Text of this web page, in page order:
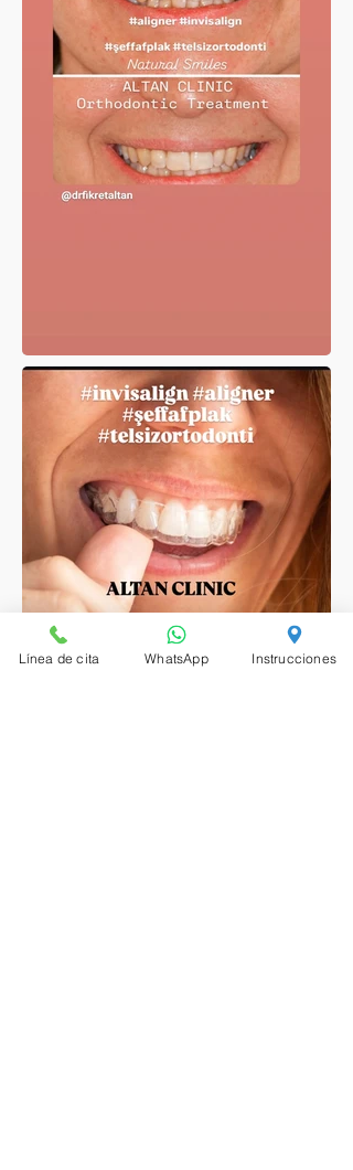
Línea de cita WhatsApp Instrucciones